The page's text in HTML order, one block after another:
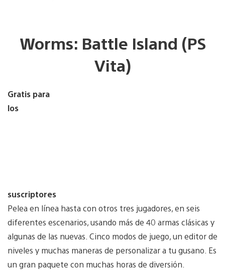
Worms: Battle Island (PS
Vita)
Gratis para
los
suscriptores
Pelea en línea hasta con otros tres jugadores, en seis
diferentes escenarios, usando más de 40 armas clásicas y
algunas de las nuevas. Cinco modos de juego, un editor de
niveles y muchas maneras de personalizar a tu gusano. Es
un gran paquete con muchas horas de diversión.